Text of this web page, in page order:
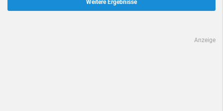
Weitere Ergebnisse
Anzeige